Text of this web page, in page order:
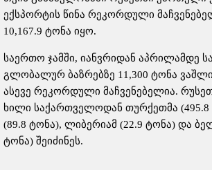
ექსპორტის წინა რეკორდული
10,167.9 ტონა იყო.
საერთო ჯამში, იანვრიდან აპრილამდე
გლობალურ ბაზრებზე 11,300 ტონა
ასევე რეკორდული მაჩვენებელია.
ხილი საქართველოდან თურქეთმა (495.8
(89.8 ტონა), ლიბერიამ (22.9 ტონა) და
ტონა) შეიძინეს.